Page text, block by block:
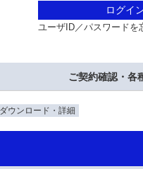
ログイ
ユーザID／パスワードを
ご契約確認・各
ウンロード・詳細